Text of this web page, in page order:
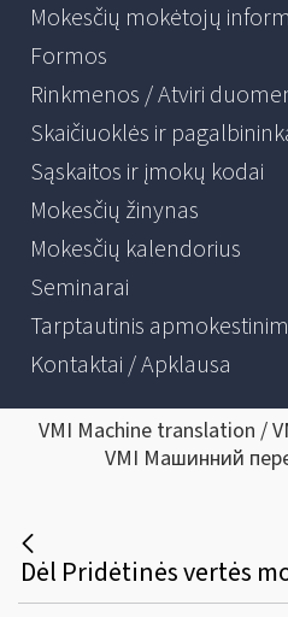
Mokesčių mokėtojų
Formos
Rinkmenos / Atviri
Skaičiuoklės ir
Sąskaitos ir įmokų kodai
Mokesčių žinynas
Mokesčių kalendorius
Seminarai
Tarptautinis
Kontaktai / Apklausa
VMI Machine translation /
VMI Машинний